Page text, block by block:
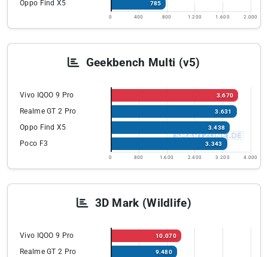
Oppo Find X5 785
0 400 800 1.200 1.600 2.000
Geekbench Multi (v5)
Vivo IQOO 9 Pro 3.670
Realme GT 2 Pro 3.631
Oppo Find X5 3.438
Poco F3 3.343
0 800 1.600 2.400 3.200 4.000
3D Mark (Wildlife)
Vivo IQOO 9 Pro 10.070
Realme GT 2 Pro 9.480